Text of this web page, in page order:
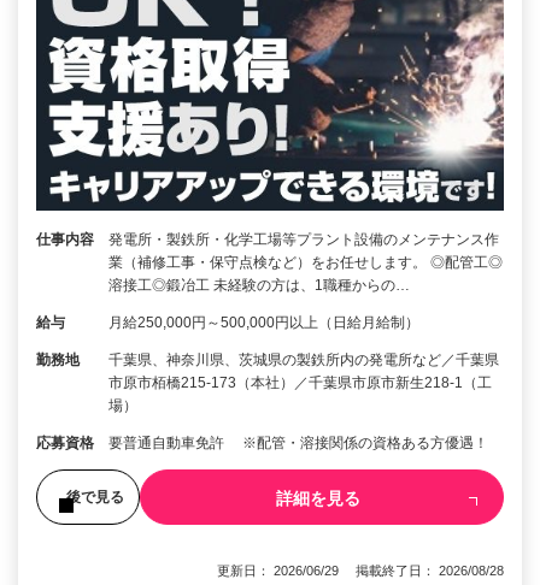
仕事内容
発電所・製鉄所・化学工場等プラント設備のメンテナンス作
業（補修工事・保守点検など）をお任せします。 ◎配管工◎
溶接工◎鍛冶工 未経験の方は、1職種からの…
給与 月給250,000円～500,000円以上（日給月給制）
勤務地
千葉県、神奈川県、茨城県の製鉄所内の発電所など／千葉県
市原市栢橋215-173（本社）／千葉県市原市新生218-1（工
場）
応募資格 要普通自動車免許 ※配管・溶接関係の資格ある方優遇！
後で見る 詳細を見る
更新日： 2026/06/29 掲載終了日： 2026/08/28